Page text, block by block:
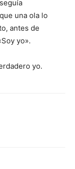
una ola lo
antes de
yo».
yo.